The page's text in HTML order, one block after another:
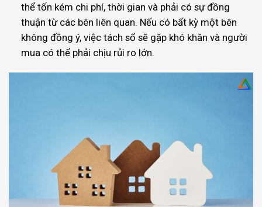
thể tốn kém chi phí, thời gian và phải có sự đồng
thuận từ các bên liên quan. Nếu có bất kỳ một bên
không đồng ý, việc tách sổ sẽ gặp khó khăn và người
mua có thể phải chịu rủi ro lớn.